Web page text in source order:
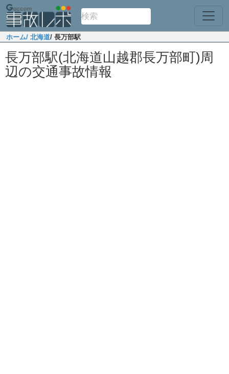
ホーム/ 北海道/ 長万部駅
長万部駅(北海道山越郡長万部町)周
辺の交通事故情報